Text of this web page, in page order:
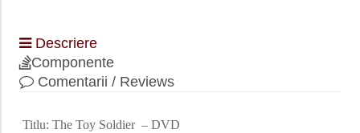
Descriere
Componente
Comentarii / Reviews
Titlu: The Toy Soldier – DVD